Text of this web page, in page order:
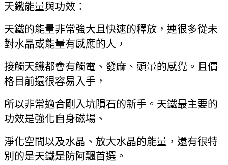
天鐵能量與功效：
天鐵的能量非常強大且快速的釋放，連很多從未
對水晶或能量有感應的人，
接觸天鐵都會有觸電、發麻、頭暈的感覺。且價
格目前還很容易入手，
所以非常適合剛入坑隕石的新手。天鐵最主要的
功效是強化自身磁場、
淨化空間以及水晶、放大水晶的能量，還有很特
別的是天鐵是防阿飄首選。